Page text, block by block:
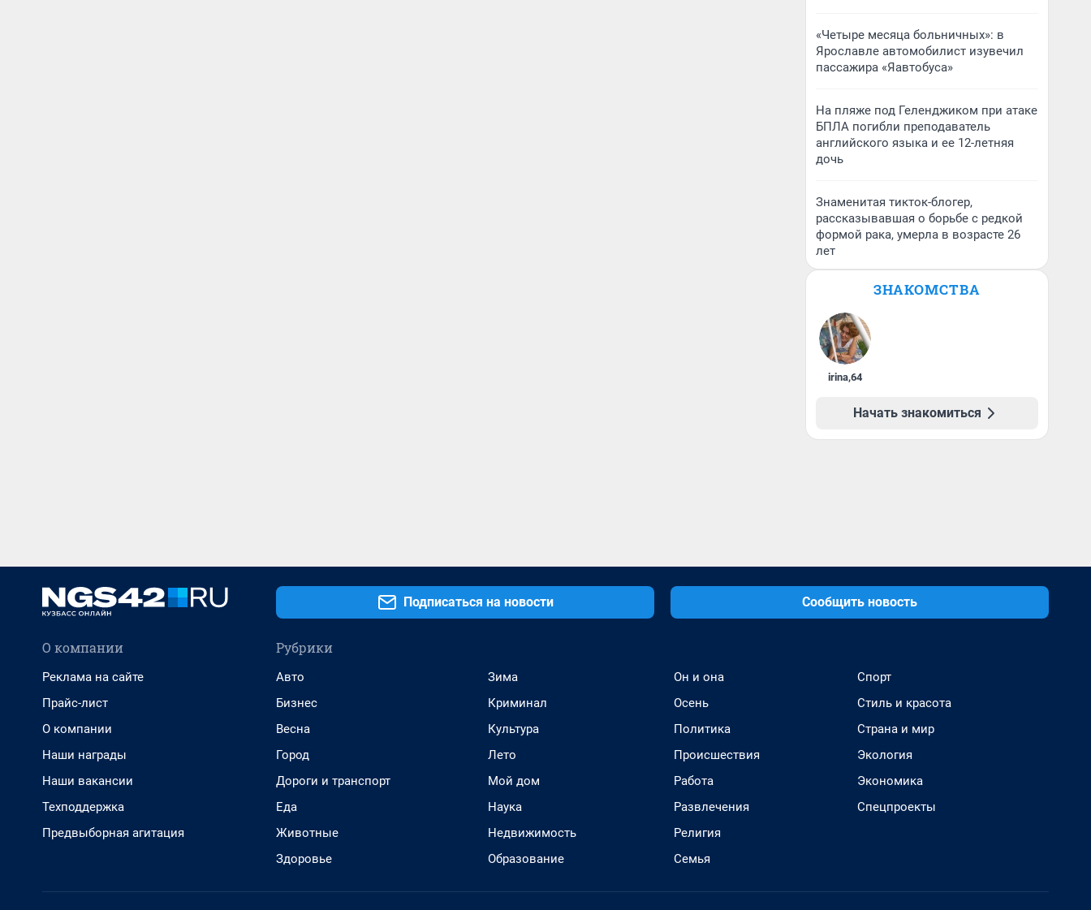
«Четыре месяца больничных»: в
Ярославле автомобилист изувечил
пассажира «Яавтобуса»
На пляже под Геленджиком при атаке
БПЛА погибли преподаватель
английского языка и ее 12-летняя
дочь
Знаменитая тикток-блогер,
рассказывавшая о борьбе с редкой
формой рака, умерла в возрасте 26
лет
ЗНАКОМСТВА
irina,64
Начать знакомиться
Подписаться на новости Сообщить новость
О компании
Реклама на сайте
Прайс-лист
О компании
Наши награды
Наши вакансии
Техподдержка
Предвыборная агитация
Рубрики
Авто
Бизнес
Весна
Город
Дороги и транспорт
Еда
Животные
Здоровье
Зима
Криминал
Культура
Лето
Мой дом
Наука
Недвижимость
Образование
Он и она
Осень
Политика
Происшествия
Работа
Развлечения
Религия
Семья
Спорт
Стиль и красота
Страна и мир
Экология
Экономика
Спецпроекты